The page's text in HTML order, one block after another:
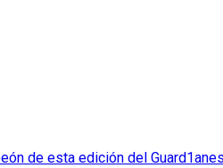
de esta edición del